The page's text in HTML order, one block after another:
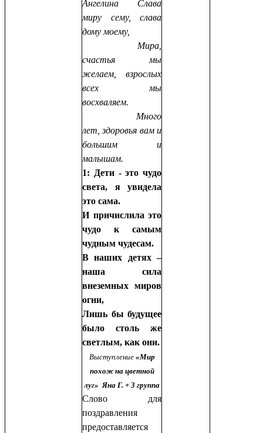
Ангелина Слава
миру сему, слава
дому моему,
Мира,
счастья мы
желаем, взрослых
всех мы
восхваляем.
Много
лет, здоровья вам и
большим и
малышам.
1: Дети - это чудо
света, я увидела
это сама.
И причислила это
чудо к самым
чудным чудесам.
В наших детях –
наша сила
внеземных миров
огни,
Лишь бы будущее
было столь же
светлым, как они.
Выступление«Мир
похож на цветной
луг» Яна Г. + 3 группа
Слово для
поздравления
предоставляется